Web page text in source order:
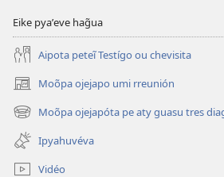
Eike pyaʼeve hag̃ua
Aipota peteĩ Testígo ou chevisita
Moõpa ojejapo umi rreunión
(abre
una
nueva
ventana)
Moõpa ojejapóta pe aty guasu tres
(abre
una
nueva
ventana)
Ipyahuvéva
Vidéo